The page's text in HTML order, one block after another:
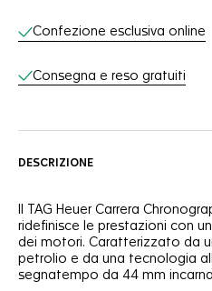
Confezione esclusiva online
Consegna e reso gratuiti
DESCRIZIONE
Il TAG Heuer Carrera
ridefinisce le prestazioni con
dei motori. Caratterizzato da
petrolio e da una tecnologia
segnatempo da 44 mm